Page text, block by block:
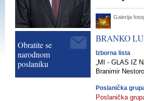
Obratite se
narodnom
poslaniku
Galerija
BRANKO
Izborna lista
„MI - GLAS IZ
Branimir
Poslanička
Poslanička